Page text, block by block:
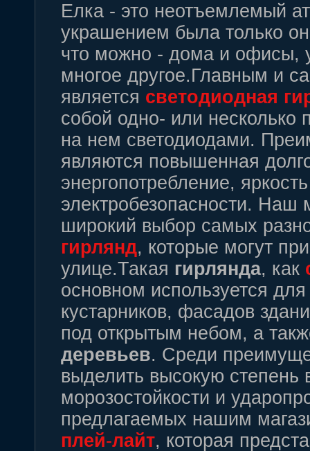
Елка - это неотъемлемый
украшением была только
что можно - дома и офисы,
многое другое.Главным и
является светодиодная
собой одно- или
на нем светодиодами.
являются повышенная
энергопотребление,
электробезопасности. Наш
широкий выбор самых
гирлянд, которые могут
улице.Такая гирлянда, как
основном используется
кустарников, фасадов
под открытым небом, а
деревьев. Среди
выделить высокую степень
морозостойкости и
предлагаемых нашим
плей-лайт, которая